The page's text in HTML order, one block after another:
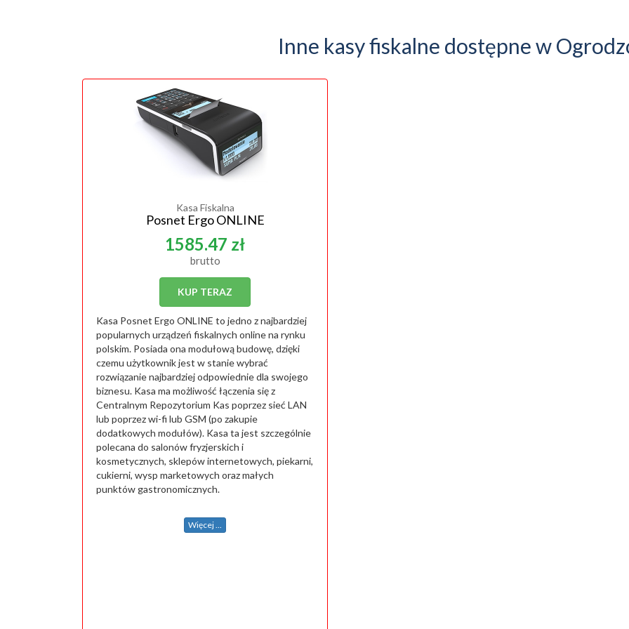
Inne kasy fiskalne dostępne w
Kasa Fiskalna
Posnet Ergo ONLINE
1585.47 zł
brutto
KUP TERAZ
Kasa Posnet Ergo ONLINE to jedno z najbardziej
popularnych urządzeń fiskalnych online na rynku
polskim. Posiada ona modułową budowę, dzięki
czemu użytkownik jest w stanie wybrać
rozwiązanie najbardziej odpowiednie dla swojego
biznesu. Kasa ma możliwość łączenia się z
Centralnym Repozytorium Kas poprzez sieć LAN
lub poprzez wi-fi lub GSM (po zakupie
dodatkowych modułów). Kasa ta jest szczególnie
polecana do salonów fryzjerskich i
kosmetycznych, sklepów internetowych, piekarni,
cukierni, wysp marketowych oraz małych
punktów gastronomicznych.
Więcej ...